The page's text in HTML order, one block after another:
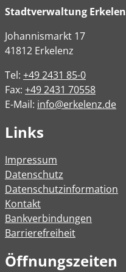
Stadtverwaltung
Johannismarkt 17
41812 Erkelenz
Tel: +49 2431 85-0
Fax: +49 2431 70558
E-Mail: info@erkelenz.de
Links
Impressum
Datenschutz
Datenschutzinformation
Kontakt
Bankverbindungen
Barrierefreiheit
Öffnungszeiten